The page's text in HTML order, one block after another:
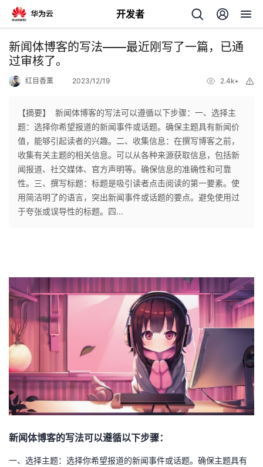
开发者
返
回
个
人
主
我
的
我
博
客
的
论
我
的
我
新闻体博客的写法——最近刚写了一篇，已通
过审核了。
红目香薰 2023/12/19 2.4k+
【摘要】 ​ 新闻体博客的写法可以遵循以下步骤：一、选择主
题：选择你希望报道的新闻事件或话题。确保主题具有新闻价
值，能够引起读者的兴趣。二、收集信息：在撰写博客之前，
收集有关主题的相关信息。可以从各种来源获取信息，包括新
闻报道、社交媒体、官方声明等。确保信息的准确性和可靠
性。三、撰写标题：标题是吸引读者点击阅读的第一要素。使
用简洁明了的语言，突出新闻事件或话题的要点。避免使用过
于夸张或误导性的标题。四...
新闻体博客的写法可以遵循以下步骤：
一、选择主题：选择你希望报道的新闻事件或话题。确保主题具有